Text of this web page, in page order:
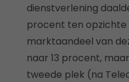
dienstverlening
procent ten opzichte
marktaandeel van
naar 13 procent,
tweede plek (na